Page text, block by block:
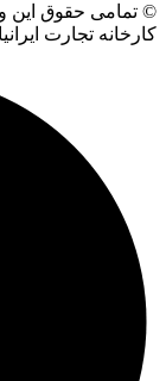
© تمامی حقوق این
کارخانه تجارت